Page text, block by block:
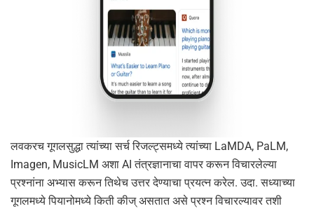
लवकरच गूगलसुद्धा त्यांच्या सर्च रिजल्ट्समध्ये त्यांच्या LaMDA, PaLM,
Imagen, MusicLM अशा AI तंत्रज्ञानाचा वापर करून विचारलेल्या
प्रश्नांना अभ्यास करून तिथेच उत्तर देण्याचा प्रयत्न करेल. उदा. सध्याच्या
गूगलमध्ये पियानोमध्ये किती कीज् असतात असे प्रश्न विचारल्यावर तशी